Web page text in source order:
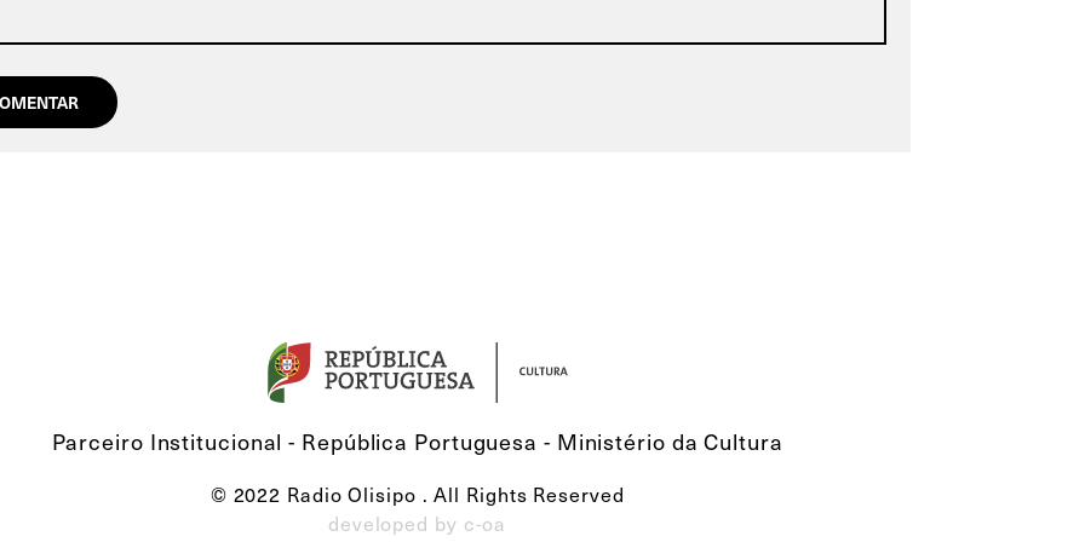
Parceiro Institucional - República Portuguesa - Ministério da Cultura
© 2022 Radio Olisipo . All Rights Reserved
developed by c-oa